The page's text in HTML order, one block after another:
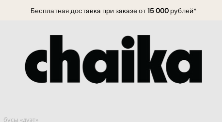
Бесплатная доставка при заказе от15 000рублей*
бусы «дуэт»